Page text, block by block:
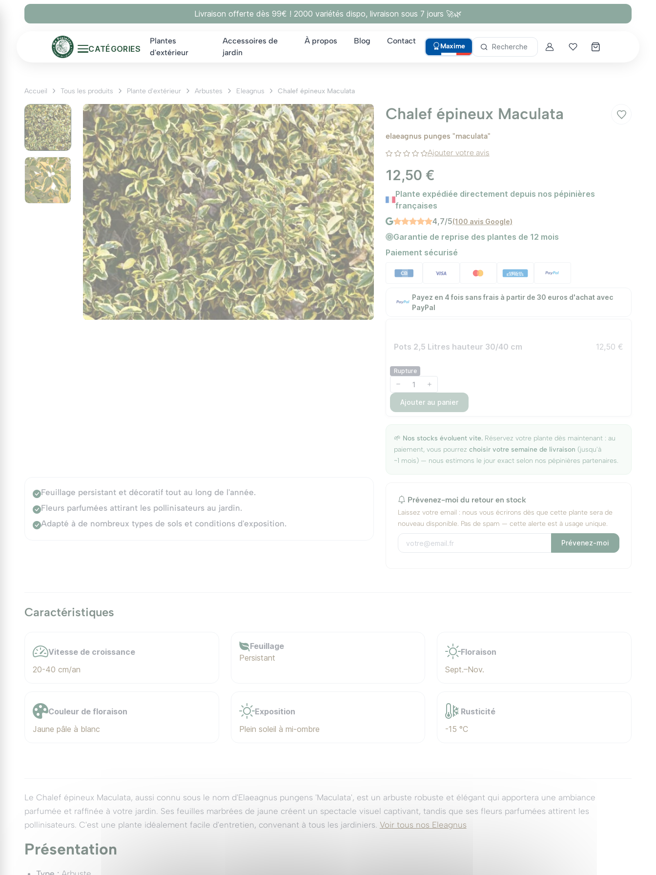
Livraison offerte dès 99€ ! 2000 variétés dispo, livraison sous 7 jours 🚀🌿
CATÉGORIES
Plantes
d'extérieur
Accessoires de
jardin
À propos Blog Contact
Maxime Recherche AccountMes coups de cœur
Accueil Tous les produits Plante d'extérieur Arbustes Eleagnus Chalef épineux Maculata
Feuillage persistant et décoratif tout au long de l'année.
Fleurs parfumées attirant les pollinisateurs au jardin.
Adapté à de nombreux types de sols et conditions d'exposition.
Chalef épineux Maculata
elaeagnus punges "maculata"
Ajouter votre avis
12,50 €
Plante expédiée directement depuis nos pépinières
françaises
4,7/5(100 avis Google)
Garantie de reprise des plantes de 12 mois
Paiement sécurisé
Payez en 4 fois sans frais à partir de 30 euros d'achat avec
PayPal
Pots 2,5 Litres hauteur 30/40 cm 12,50 €
Rupture
Ajouter au panier
🌱 Nos stocks évoluent vite.Réservez votre plante dès maintenant : au
paiement, vous pourrez choisir votre semaine de livraison (jusqu'à
~1 mois) — nous estimons le jour exact selon nos pépinières partenaires.
Prévenez-moi du retour en stock
Laissez votre email : nous vous écrirons dès que cette plante sera de
nouveau disponible. Pas de spam — cette alerte est à usage unique.
Prévenez-moi
Caractéristiques
Vitesse de croissance
20-40 cm/an
Feuillage
Persistant
Floraison
Sept.–Nov.
Couleur de floraison
Jaune pâle à blanc
Exposition
Plein soleil à mi-ombre
Rusticité
-15 °C
Le Chalef épineux Maculata, aussi connu sous le nom d'Elaeagnus pungens 'Maculata', est un arbuste robuste et élégant qui apportera une ambiance
parfumée et raffinée à votre jardin. Ses feuilles marbrées de jaune créent un spectacle visuel captivant, tandis que ses fleurs parfumées attirent les
pollinisateurs. C'est une plante idéalement facile d'entretien, convenant à tous les jardiniers. Voir tous nos Eleagnus
Présentation
Panneau de gestion des cookies